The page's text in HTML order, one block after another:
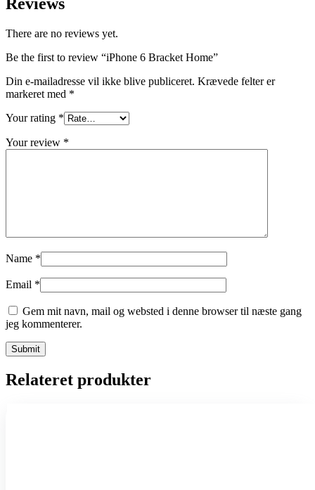
Reviews
There are no reviews yet.
Be the first to review “iPhone 6 Bracket Home”
Din e-mailadresse vil ikke blive publiceret. Krævede felter er
markeret med *
Your rating *
Your review *
Name *
Email *
Gem mit navn, mail og websted i denne browser til næste gang
jeg kommenterer.
Relateret produkter